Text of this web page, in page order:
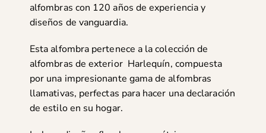
alfombras con 120 años de experiencia y
diseños de vanguardia.
Esta alfombra pertenece a la colección de
alfombras de exterior Harlequín, compuesta
por una impresionante gama de alfombras
llamativas, perfectas para hacer una declaración
de estilo en su hogar.